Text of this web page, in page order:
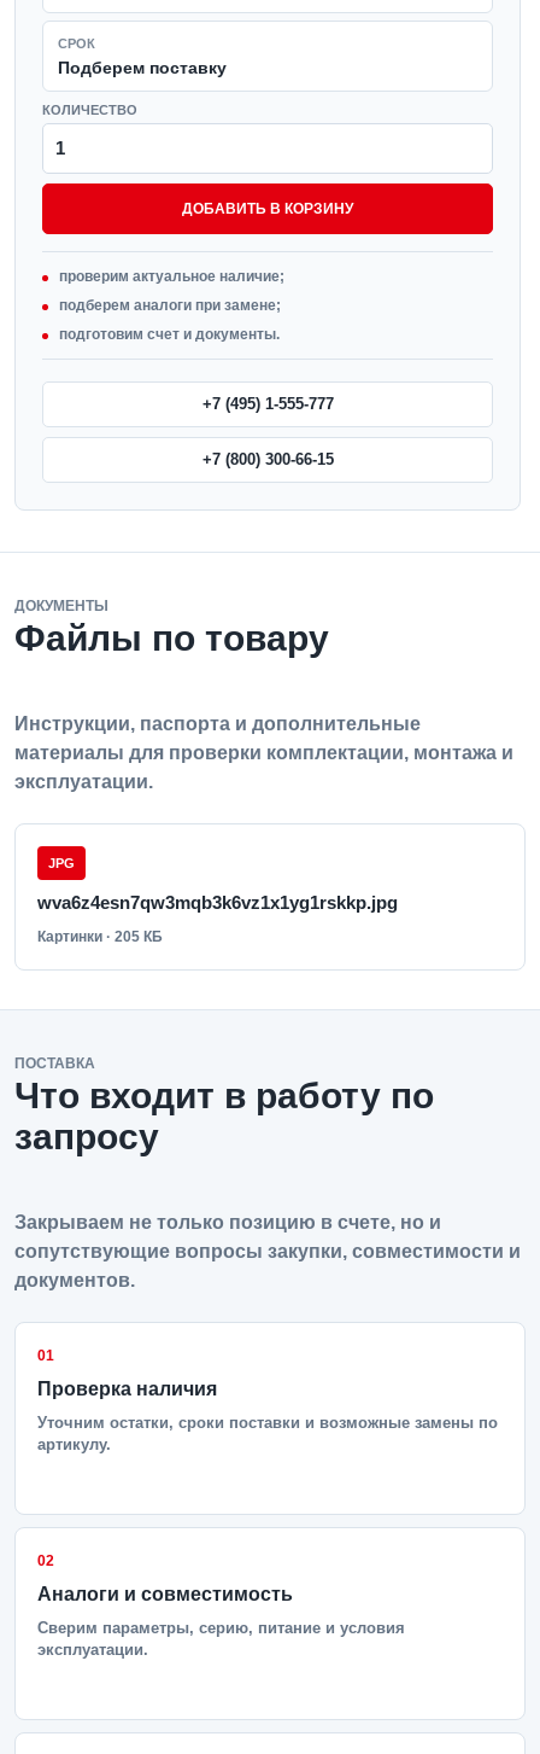
СРОК
Подберем поставку
КОЛИЧЕСТВО
ДОБАВИТЬ В КОРЗИНУ
проверим актуальное наличие;
подберем аналоги при замене;
подготовим счет и документы.
+7 (495) 1-555-777
+7 (800) 300-66-15
ДОКУМЕНТЫ
Файлы по товару
Инструкции, паспорта и дополнительные
материалы для проверки комплектации, монтажа и
эксплуатации.
JPG
wva6z4esn7qw3mqb3k6vz1x1yg1rskkp.jpg
Картинки · 205 КБ
ПОСТАВКА
Что входит в работу по
запросу
Закрываем не только позицию в счете, но и
сопутствующие вопросы закупки, совместимости и
документов.
01
Проверка наличия
Уточним остатки, сроки поставки и возможные замены по
артикулу.
02
Аналоги и совместимость
Сверим параметры, серию, питание и условия
эксплуатации.